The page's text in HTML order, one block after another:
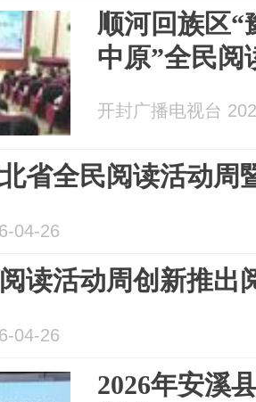
顺河回族区“
中原”全民阅
开封广播电视台
省全民阅读活动周
04-26
读活动周创新推出
04-26
2026年安溪